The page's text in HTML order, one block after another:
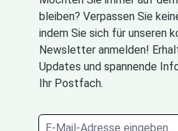
bleiben? Verpassen Sie
indem Sie sich für unseren
Newsletter anmelden!
Updates und spannende
Ihr Postfach.